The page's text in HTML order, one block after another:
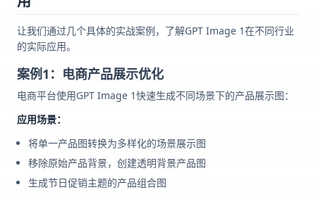
让我们通过几个具体的实战案例，了解GPT Image 1在不同行业
的实际应用。
案例1：电商产品展示优化
电商平台使用GPT Image 1快速生成不同场景下的产品展示图：
应用场景：
将单一产品图转换为多样化的场景展示图
移除原始产品背景，创建透明背景产品图
生成节日促销主题的产品组合图